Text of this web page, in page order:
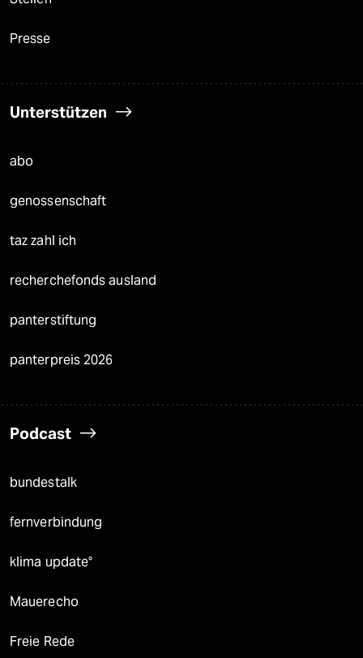
Presse
Unterstützen
abo
genossenschaft
taz zahl ich
recherchefonds ausland
panterstiftung
panterpreis 2026
Podcast
bundestalk
fernverbindung
klima update°
Mauerecho
Freie Rede